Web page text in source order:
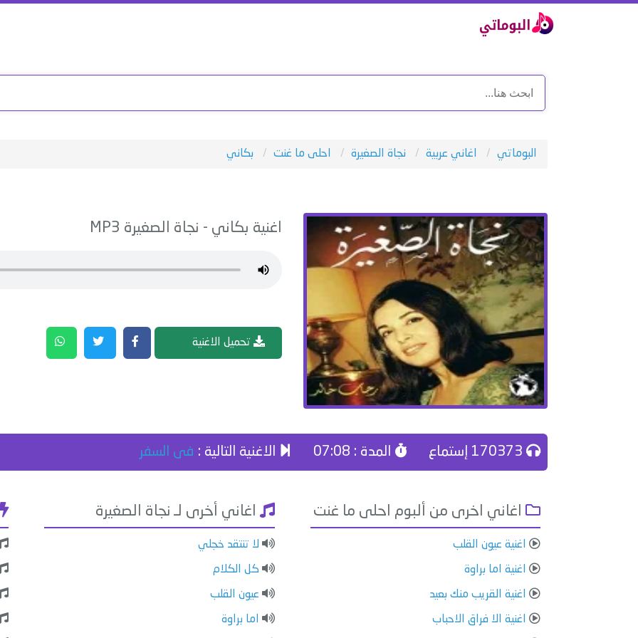
البوماتي اغاني عربية نجاة الصغيرة احلى ما غنت بكاني
اغنية بكاني - نجاة الصغيرة
تحميل الاغنية
المدة : 07:08 الاغنية التالية : فى السفر
اغاني اخرى من ألبوم احلى ما غنت
اغنية عيون القلب
اغنية اما براوة
اغنية القريب منك بعيد
اغنية الا فراق الاحباب
اغاني أخرى لـ نجاة الصغيرة
لا تنتقد خجلي
كل الكلام
عيون القلب
اما براوة